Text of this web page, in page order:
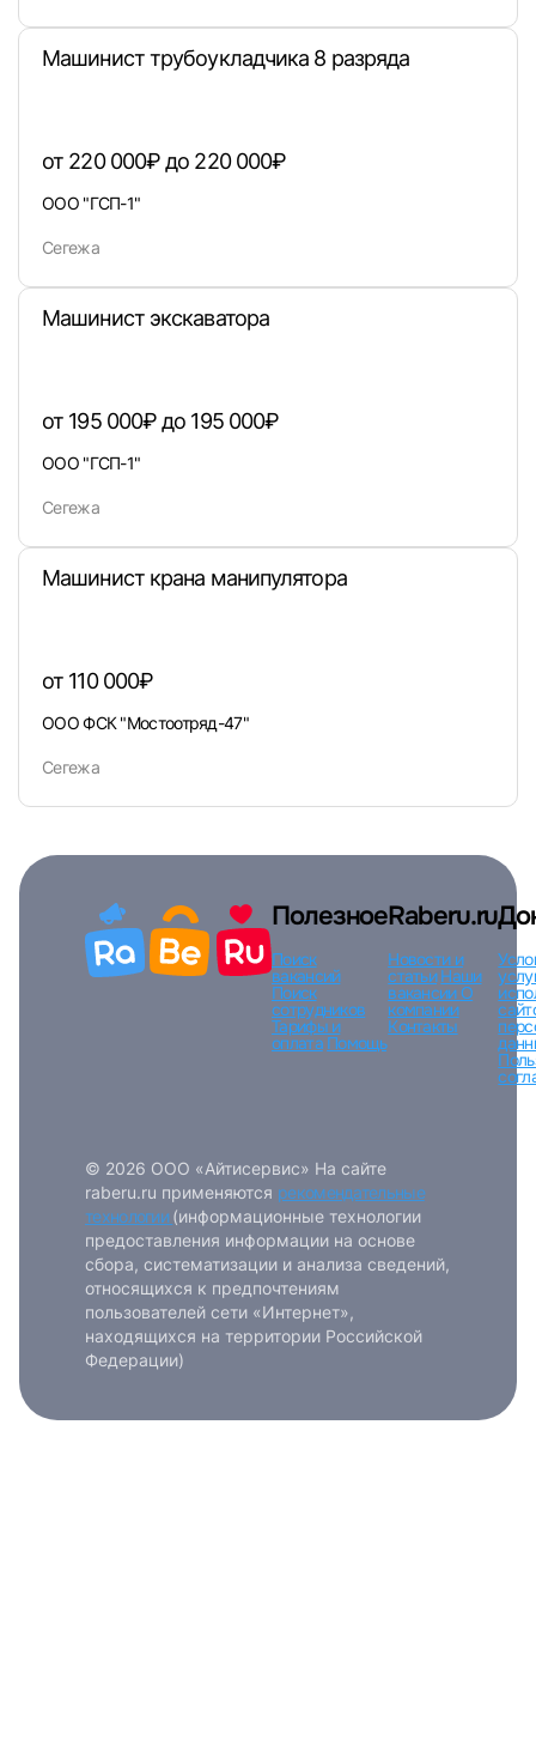
Войти с VK ID
Вход по коду
Машинист трубоукладчика 8 разряда
от 220 000₽ до 220 000₽
ООО "ГСП-1"
Сегежа
Машинист экскаватора
от 195 000₽ до 195 000₽
ООО "ГСП-1"
Сегежа
Машинист крана манипулятора
от 110 000₽
ООО ФСК "Мостоотряд-47"
Сегежа
Полезное
Поиск
вакансий
Поиск
сотрудников
Тарифы и
оплата Помощь
Raberu.ru
Новости и
статьи Наши
вакансииО
компании
Контакты
© 2026 ООО «Айтисервис» На сайте
raberu.ru применяются рекомендательные
технологии (информационные технологии
предоставления информации на основе
сбора, систематизации и анализа сведений,
относящихся к предпочтениям
пользователей сети «Интернет»,
находящихся на территории Российской
Федерации)